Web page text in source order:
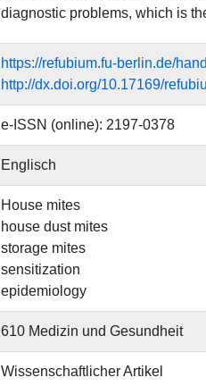
diagnostic problems, which is
https://refubium.fu-berlin.de/
http://dx.doi.org/10.17169/
e-ISSN (online): 2197-0378
Englisch
House mites
house dust mites
storage mites
sensitization
epidemiology
610 Medizin und Gesundheit
Wissenschaftlicher Artikel